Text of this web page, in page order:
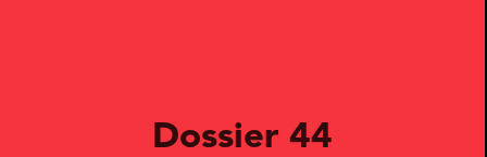
Dossier 44